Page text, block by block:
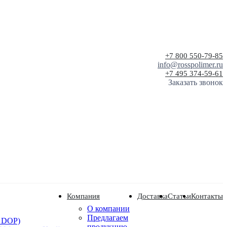
+7 800 550-79-85
info@rosspolimer.ru
+7 495 374-59-61
Заказать звонок
Компания
О компании
Предлагаем
ДоставкаСтатьиКонтакты